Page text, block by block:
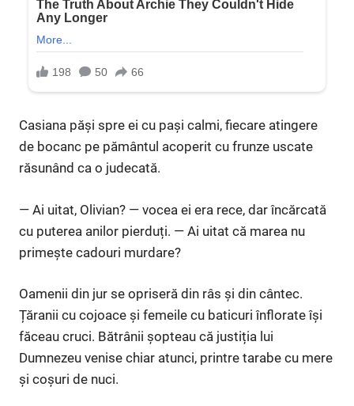
Casiana păși spre ei cu pași calmi, fiecare atingere
de bocanc pe pământul acoperit cu frunze uscate
răsunând ca o judecată.
— Ai uitat, Olivian? — vocea ei era rece, dar încărcată
cu puterea anilor pierduți. — Ai uitat că marea nu
primește cadouri murdare?
Oamenii din jur se opriseră din râs și din cântec.
Țăranii cu cojoace și femeile cu baticuri înflorate își
făceau cruci. Bătrânii șopteau că justiția lui
Dumnezeu venise chiar atunci, printre tarabe cu mere
și coșuri de nuci.